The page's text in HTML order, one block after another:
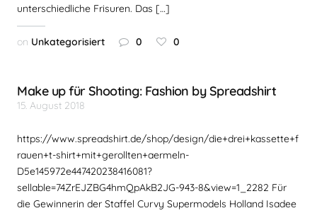
unterschiedliche Frisuren. Das […]
on Unkategorisiert 0 0
Make up für Shooting: Fashion by Spreadshirt
15. August 2018
https://www.spreadshirt.de/shop/design/die+drei+kassette+f
rauen+t-shirt+mit+gerollten+aermeln-
D5e145972e447420238416081?
sellable=74ZrEJZBG4hmQpAkB2JG-943-8&view=1_2282 Für
die Gewinnerin der Staffel Curvy Supermodels Holland Isadee